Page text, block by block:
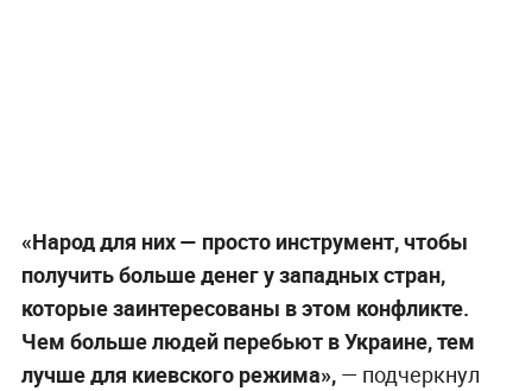
«Народ для них — просто инструмент, чтобы
получить больше денег у западных стран,
которые заинтересованы в этом конфликте.
Чем больше людей перебьют в Украине, тем
лучше для киевского режима»,— подчеркнул